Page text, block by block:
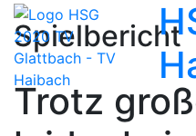
Spielbericht
Trotz